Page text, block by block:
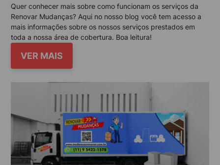
Quer conhecer mais sobre como funcionam os serviços da
Renovar Mudanças? Aqui no nosso blog você tem acesso a
mais informações sobre os nossos serviços prestados em
toda a nossa área de cobertura. Boa leitura!
VER MAIS